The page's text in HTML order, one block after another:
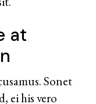
at
Sonet
ei his vero